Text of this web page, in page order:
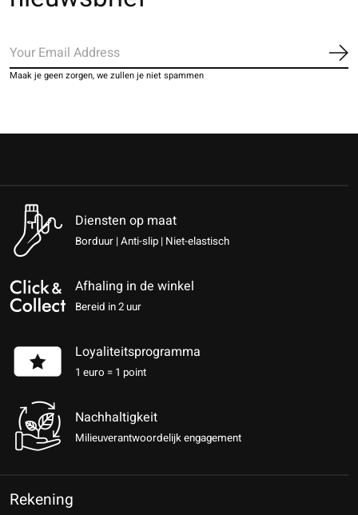
Maak je geen zorgen, we zullen je niet spammen
Diensten op maat
Borduur | Anti-slip | Niet-elastisch
Afhaling in de winkel
Bereid in 2 uur
Loyaliteitsprogramma
1 euro = 1 point
Nachhaltigkeit
Milieuverantwoordelijk engagement
Rekening